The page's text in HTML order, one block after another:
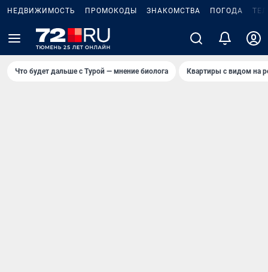
НЕДВИЖИМОСТЬ ПРОМОКОДЫ ЗНАКОМСТВА ПОГОДА
Что будет дальше с Турой — мнение биолога Квартиры с видом на